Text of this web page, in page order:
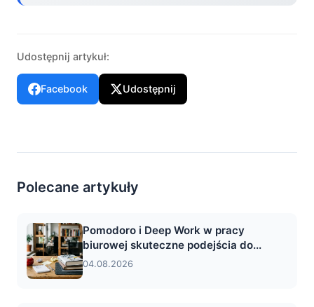
Udostępnij artykuł:
Facebook Udostępnij
Polecane artykuły
Pomodoro i Deep Work w pracy
biurowej skuteczne podejścia do...
04.08.2026